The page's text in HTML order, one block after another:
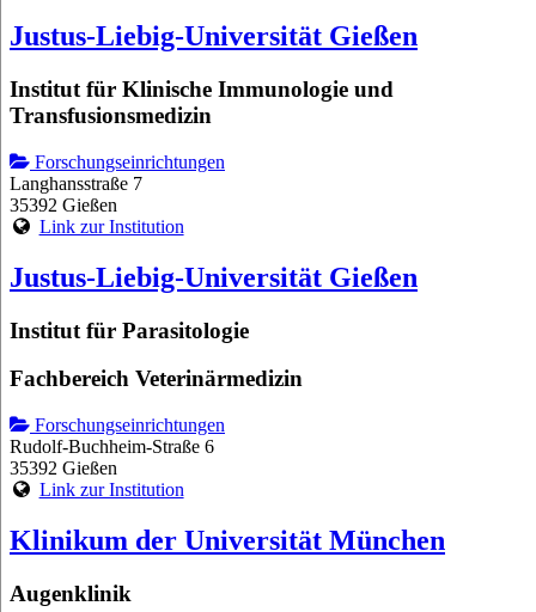
Justus-Liebig-Universität Gießen
Institut für Klinische Immunologie und
Transfusionsmedizin
Forschungseinrichtungen
Langhansstraße 7
35392 Gießen
Link zur Institution
Justus-Liebig-Universität Gießen
Institut für Parasitologie
Fachbereich Veterinärmedizin
Forschungseinrichtungen
Rudolf-Buchheim-Straße 6
35392 Gießen
Link zur Institution
Klinikum der Universität München
Augenklinik